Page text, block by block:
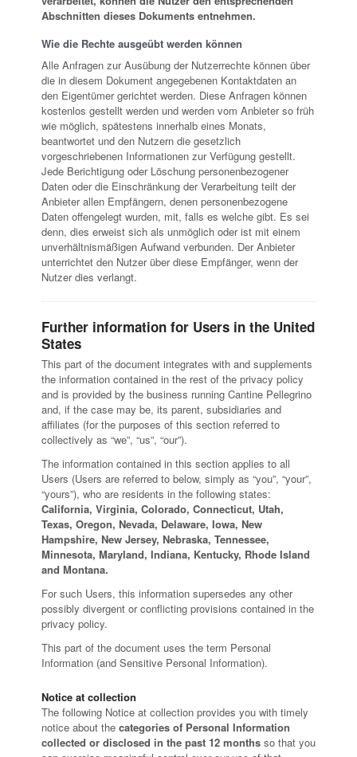
Abschnitten dieses Dokuments entnehmen.
Wie die Rechte ausgeübt werden können
Alle Anfragen zur Ausübung der Nutzerrechte können über
die in diesem Dokument angegebenen Kontaktdaten an
den Eigentümer gerichtet werden. Diese Anfragen können
kostenlos gestellt werden und werden vom Anbieter so früh
wie möglich, spätestens innerhalb eines Monats,
beantwortet und den Nutzern die gesetzlich
vorgeschriebenen Informationen zur Verfügung gestellt.
Jede Berichtigung oder Löschung personenbezogener
Daten oder die Einschränkung der Verarbeitung teilt der
Anbieter allen Empfängern, denen personenbezogene
Daten offengelegt wurden, mit, falls es welche gibt. Es sei
denn, dies erweist sich als unmöglich oder ist mit einem
unverhältnismäßigen Aufwand verbunden. Der Anbieter
unterrichtet den Nutzer über diese Empfänger, wenn der
Nutzer dies verlangt.
Further information for Users in the United
States
This part of the document integrates with and supplements
the information contained in the rest of the privacy policy
and is provided by the business running Cantine Pellegrino
and, if the case may be, its parent, subsidiaries and
affiliates (for the purposes of this section referred to
collectively as “we”, “us”, “our”).
The information contained in this section applies to all
Users (Users are referred to below, simply as “you”, “your”,
“yours”), who are residents in the following states:
California, Virginia, Colorado, Connecticut, Utah,
Texas, Oregon, Nevada, Delaware, Iowa, New
Hampshire, New Jersey, Nebraska, Tennessee,
Minnesota, Maryland, Indiana, Kentucky, Rhode Island
and Montana.
For such Users, this information supersedes any other
possibly divergent or conflicting provisions contained in the
privacy policy.
This part of the document uses the term Personal
Information (and Sensitive Personal Information).
Notice at collection
The following Notice at collection provides you with timely
notice about the categories of Personal Information
collected or disclosed in the past 12 months so that you